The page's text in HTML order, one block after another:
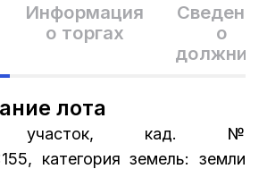
Информация
о торгах
Сведения
о
лота
участок, кад. №
категория земель: земли